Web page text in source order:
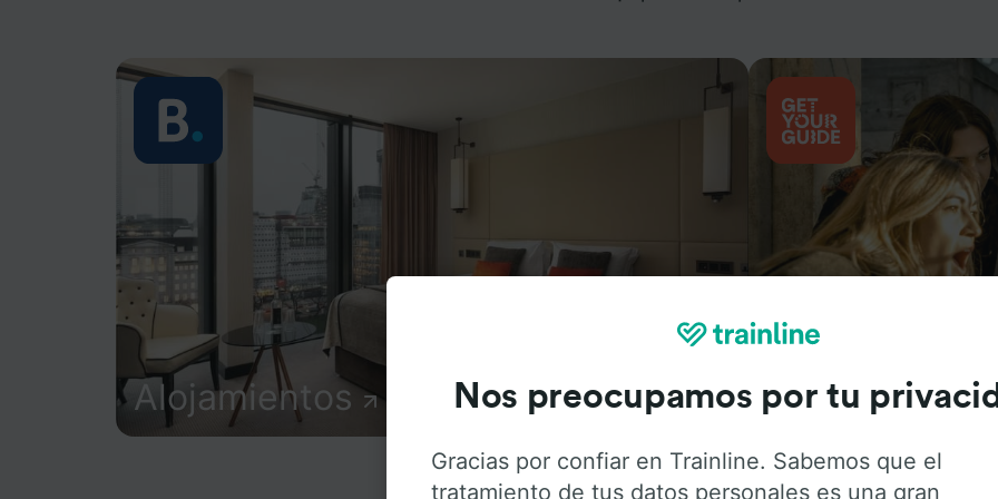
Alojamientos Actividades
Nos preocupamos por tu
Gracias por confiar en Trainline. Sabemos que el
tratamiento de tus datos personales es una gran